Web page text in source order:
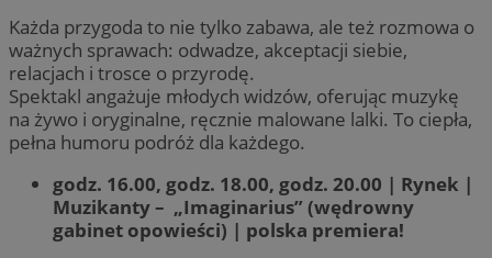
Każda przygoda to nie tylko zabawa, ale też rozmowa o
ważnych sprawach: odwadze, akceptacji siebie,
relacjach i trosce o przyrodę.
Spektakl angażuje młodych widzów, oferując muzykę
na żywo i oryginalne, ręcznie malowane lalki. To ciepła,
pełna humoru podróż dla każdego.
godz. 16.00, godz. 18.00, godz. 20.00 | Rynek |
Muzikanty – „Imaginarius” (wędrowny
gabinet opowieści) | polska premiera!